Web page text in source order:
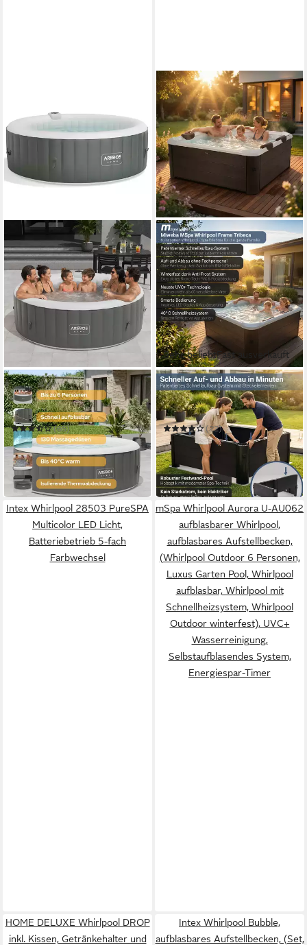
AREBOS
Whirlpool ROME aufblasbar
für bis zu 6 Personen mit 130
Massagedüsen
(65)
449,90 € UVP599,90 €
16,14 €mtl. in 36 Raten
-25%
in 2-3 Werktagen bei dir
Sehr beliebtFast ausverkauft
MSPA
Whirlpool Frame Tribeca F-
TR062W - 6 Personen
(22)
1.549,00 € 1.999,00 €
44,97 €
mtl. in 48 Raten
-23%
in 3-4 Werktagen bei dir
Intex Whirlpool 28503 PureSPA
Multicolor LED Licht,
Batteriebetrieb 5-fach
Farbwechsel
mSpa Whirlpool Aurora U-AU062
aufblasbarer Whirlpool,
aufblasbares Aufstellbecken,
(Whirlpool Outdoor 6 Personen,
Luxus Garten Pool, Whirlpool
aufblasbar, Whirlpool mit
Schnellheizsystem, Whirlpool
Outdoor winterfest), UVC+
Wasserreinigung,
Selbstaufblasendes System,
Energiespar-Timer
HOME DELUXE Whirlpool DROP
inkl. Kissen, Getränkehalter und
Intex Whirlpool Bubble,
aufblasbares Aufstellbecken, (Set,